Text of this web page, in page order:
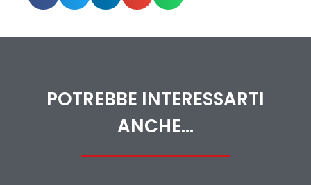
POTREBBE INTERESSARTI
ANCHE...